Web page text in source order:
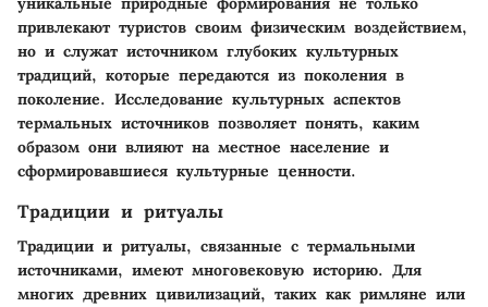
привлекают туристов своим физическим воздействием,
но и служат источником глубоких культурных
традиций, которые передаются из поколения в
поколение. Исследование культурных аспектов
термальных источников позволяет понять, каким
образом они влияют на местное население и
сформировавшиеся культурные ценности.
Традиции и ритуалы
Традиции и ритуалы, связанные с термальными
источниками, имеют многовековую историю. Для
многих древних цивилизаций, таких как римляне или